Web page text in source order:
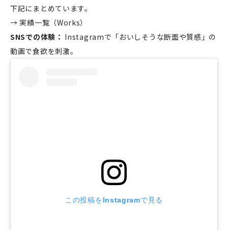
下記にまとめています。
→実績一覧（Works）
SNSでの体験： Instagramで「おいしそうな断面や質感」の
動画で食欲を刺激。
この投稿をInstagramで見る